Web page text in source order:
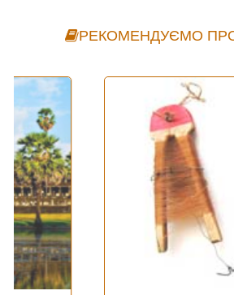
РЕКОМЕНДУЄМО